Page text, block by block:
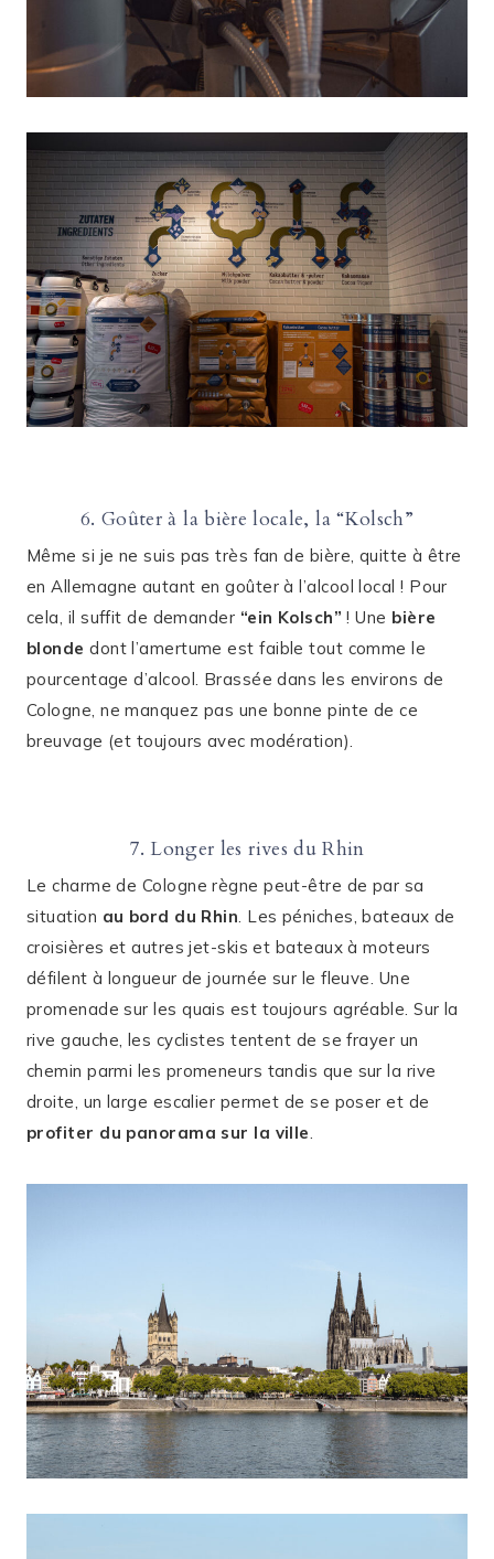
6. Goûter à la bière locale, la “Kolsch”
Même si je ne suis pas très fan de bière, quitte à être
en Allemagne autant en goûter à l’alcool local ! Pour
cela, il suffit de demander “ein Kolsch”! Une bière
blondedont l’amertume est faible tout comme le
pourcentage d’alcool. Brassée dans les environs de
Cologne, ne manquez pas une bonne pinte de ce
breuvage (et toujours avec modération).
7. Longer les rives du Rhin
Le charme de Cologne règne peut-être de par sa
situation au bord du Rhin. Les péniches, bateaux de
croisières et autres jet-skis et bateaux à moteurs
défilent à longueur de journée sur le fleuve. Une
promenade sur les quais est toujours agréable. Sur la
rive gauche, les cyclistes tentent de se frayer un
chemin parmi les promeneurs tandis que sur la rive
droite, un large escalier permet de se poser et de
profiter du panorama sur la ville.